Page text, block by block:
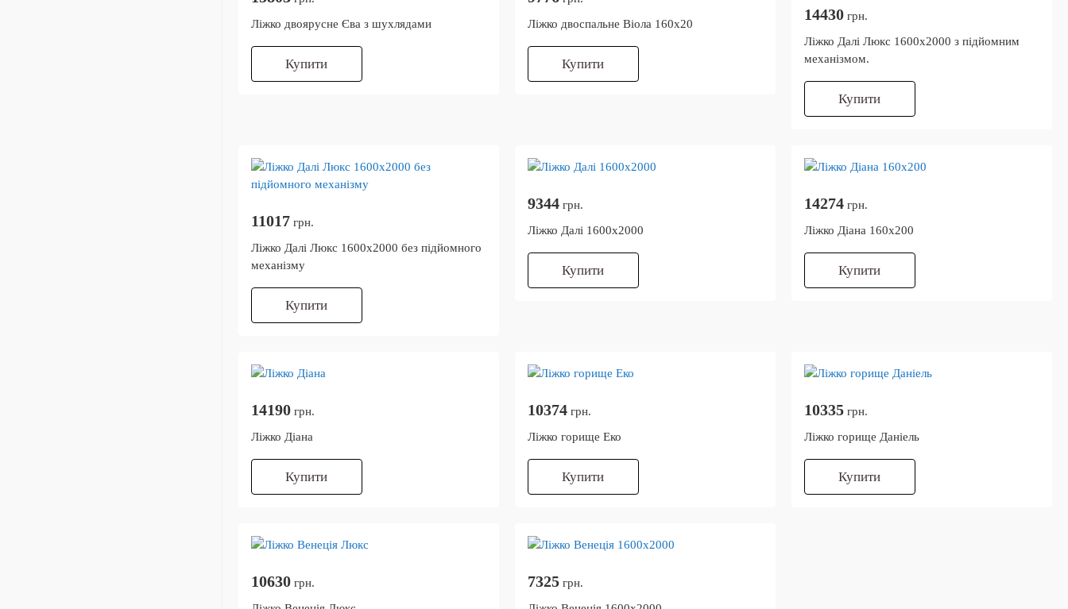
Ліжко двоярусне Єва з шухлядами
Купити
Ліжко двоспальне Віола 160х20
Купити
14430грн.
Ліжко Далі Люкс 1600х2000 з підйомним
механізмом.
Купити
11017 грн.
Ліжко Далі Люкс 1600х2000 без підйомного
механізму
Купити
9344грн.
Ліжко Далі 1600х2000
Купити
14274грн.
Ліжко Діана 160х200
Купити
14190грн.
Ліжко Діана
Купити
10374грн.
Ліжко горище Еко
Купити
10335грн.
Ліжко горище Даніель
Купити
10630грн.
7325грн.